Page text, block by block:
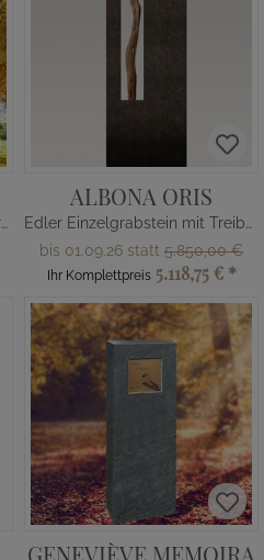
Dunkler Granit Grabstein mit Bronze Ornament / Floral - Einzelgrab
ALBONA ORIS
Edler Einzelgrabstein mit Treibholz - Schwarzer Granit
bis 01.09.26 statt 5.850,00 €
Ihr Komplettpreis 5.118,75 € *
GENEVIÈVE MEMOIRA